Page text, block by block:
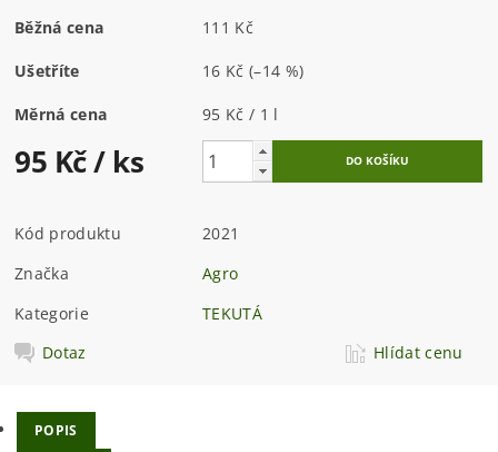
Běžná cena 111 Kč
Ušetříte 16 Kč(–14 %)
Měrná cena 95 Kč / 1 l
95 Kč/ ks
Kód produktu
2021
Značka
Agro
Kategorie
TEKUTÁ
Dotaz
Hlídat cenu
POPIS